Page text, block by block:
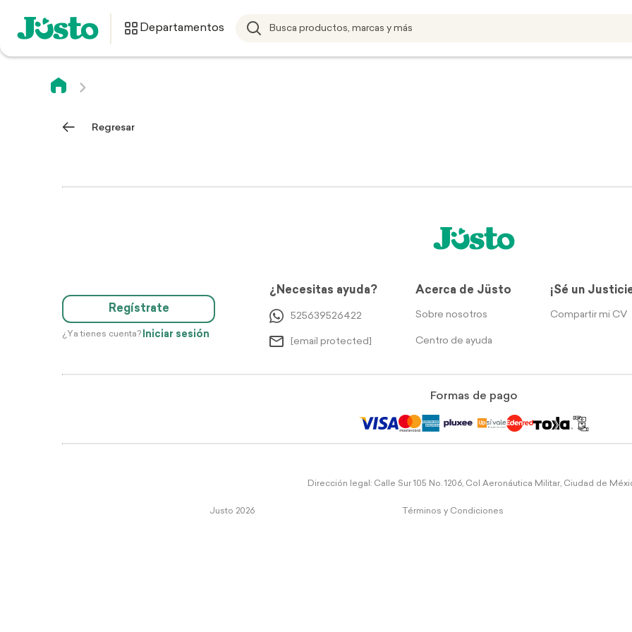
Departamentos
Regresar
Regístrate
¿Ya tienes cuenta? Iniciar sesión
¿Necesitas ayuda?
525639526422
[email protected]
Acerca de Jüsto
Sobre nosotros
Centro de ayuda
¡Sé un
Compartir mi CV
Formas de pago
Dirección legal: Calle Sur 105 No. 1206, Col Aeronáutica Militar, Ciudad de
Justo 2026 Términos y Condiciones